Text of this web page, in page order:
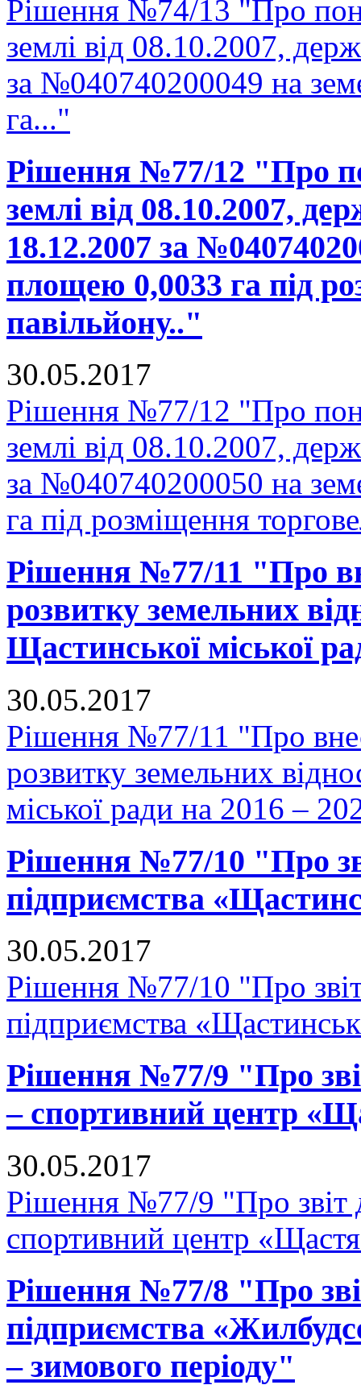
Рішення №74/13 "Про
землі від 08.10.2007,
за №040740200049 на
га..."
Рішення №77/12 "Про
землі від 08.10.2007,
18.12.2007 за
площею 0,0033 га під
павільйону.."
30.05.2017
Рішення №77/12 "Про
землі від 08.10.2007,
за №040740200050 на
га під розміщення
Рішення №77/11 "Про
розвитку земельних
Щастинської міської
30.05.2017
Рішення №77/11 "Про
розвитку земельних
міської ради на 2016 –
Рішення №77/10 "Про
підприємства
30.05.2017
Рішення №77/10 "Про
підприємства
Рішення №77/9 "Про
– спортивний центр
30.05.2017
Рішення №77/9 "Про звіт
спортивний центр
Рішення №77/8 "Про
підприємства
– зимового періоду"